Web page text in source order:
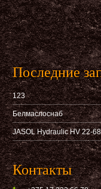
Последние
123
Белмаслоснаб
JASOL Hydraulic HV 22-
Контакты